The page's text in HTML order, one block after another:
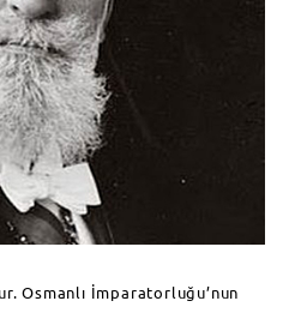
Osmanlı İmparatorluğu’nun